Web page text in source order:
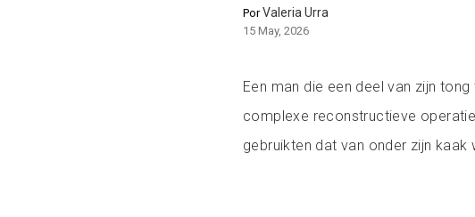
PorValeria Urra
15 May, 2026
Een man die een deel van zijn
complexe reconstructieve
gebruikten dat van onder zijn kaak